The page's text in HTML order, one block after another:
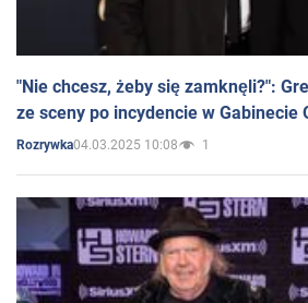
"Nie chcesz, żeby się zamknęli?":
ze sceny po incydencie w Gabinecie
Rozrywka04.03.2025 10:08 1